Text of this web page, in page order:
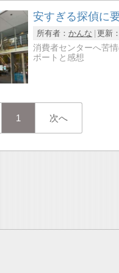
安すぎる探偵に
所有者：かんな 更新
消費者センターへ苦
ポートと感想
1 次へ